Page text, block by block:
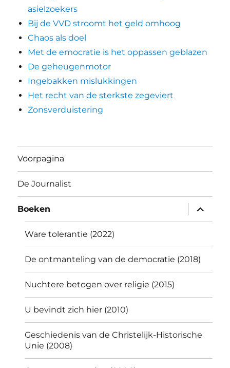
asielzoekers
Bij de VVD stroomt het geld omhoog
Chaos als doel
Met de emocratie is het oppassen geblazen
De geheugenmotor
Ingebakken mislukkingen
Het recht van de sterkste zegeviert
Zonsverduistering
Voorpagina
De Journalist
Boeken
Ware tolerantie (2022)
De ontmanteling van de democratie (2018)
Nuchtere betogen over religie (2015)
U bevindt zich hier (2010)
Geschiedenis van de Christelijk-Historische
Unie (2008)